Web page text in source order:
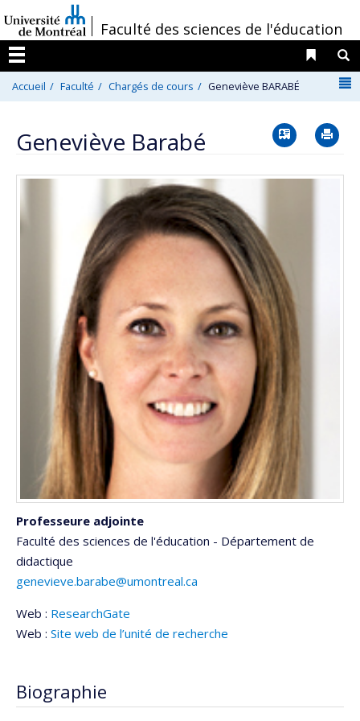
au
contenu
/Faculté des sciences de l'éducation
Menu
Liens
Accueil Faculté Chargés de cours Geneviève BARABÉ
Geneviève Barabé Vcard
Professeure adjointe
Faculté des sciences de l'éducation - Département de
didactique
genevieve.barabe@umontreal.ca
Web : ResearchGate
Web : Site web de l’unité de recherche
Biographie